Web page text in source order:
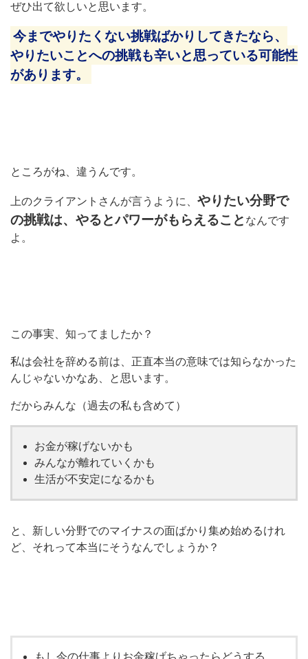
ぜひ出て欲しいと思います。
今までやりたくない挑戦ばかりしてきたなら、
やりたいことへの挑戦も辛いと思っている可能性
があります。
ところがね、違うんです。
上のクライアントさんが言うように、 やりたい分野で
の挑戦は、やるとパワーがもらえること なんです
よ。
この事実、知ってましたか？
私は会社を辞める前は、正直本当の意味では知らなかった
んじゃないかなあ、と思います。
だからみんな（過去の私も含めて）
お金が稼げないかも
みんなが離れていくかも
生活が不安定になるかも
と、新しい分野でのマイナスの面ばかり集め始めるけれ
ど、それって本当にそうなんでしょうか？